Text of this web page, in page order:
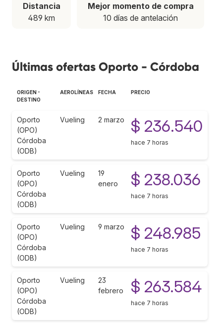
Distancia
489 km
Mejor momento de compra
10 días de antelación
Últimas ofertas Oporto - Córdoba
ORIGEN -
DESTINO
AEROLÍNEAS FECHA PRECIO
Oporto
(OPO)
Córdoba
(ODB)
Vueling 2 marzo $ 236.540
hace 7 horas
Oporto
(OPO)
Córdoba
(ODB)
Vueling
19
enero
$ 238.036
hace 7 horas
Oporto
(OPO)
Córdoba
(ODB)
Vueling 9 marzo $ 248.985
hace 7 horas
Oporto
(OPO)
Córdoba
(ODB)
Vueling
23
febrero
$ 263.584
hace 7 horas